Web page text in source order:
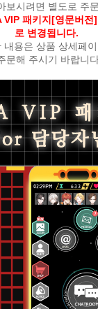
보시려면 별도로 주
패키지 [영문버전]
로 변경됩니다.
내용은 상품 상세페
문해 주시기 바랍니